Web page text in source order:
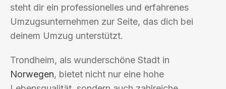
steht dir ein professionelles und erfahrenes
Umzugsunternehmen zur Seite, das dich bei
deinem Umzug unterstützt.
Trondheim, als wunderschöne Stadt in
Norwegen, bietet nicht nur eine hohe